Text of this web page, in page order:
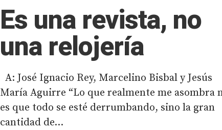
Es una revista, no
una relojería
A: José Ignacio Rey, Marcelino Bisbal y Jesús
María Aguirre “Lo que realmente me asombra
es que todo se esté derrumbando, sino la gran
cantidad de...